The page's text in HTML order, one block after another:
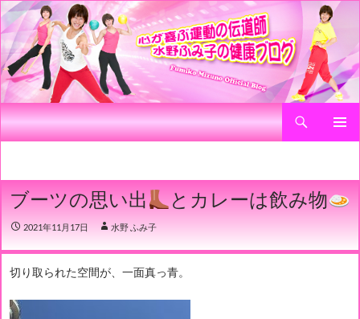
心が喜ぶ運動の伝道師 水野ふみ子の健康ブログ
検
索
コ
ン
ツ
ス
キ
ッ
プ
ブーツの思い出 とカレーは飲み物
2021年11月17日 水野 ふみ子
切り取られた空間が、一面真っ青。